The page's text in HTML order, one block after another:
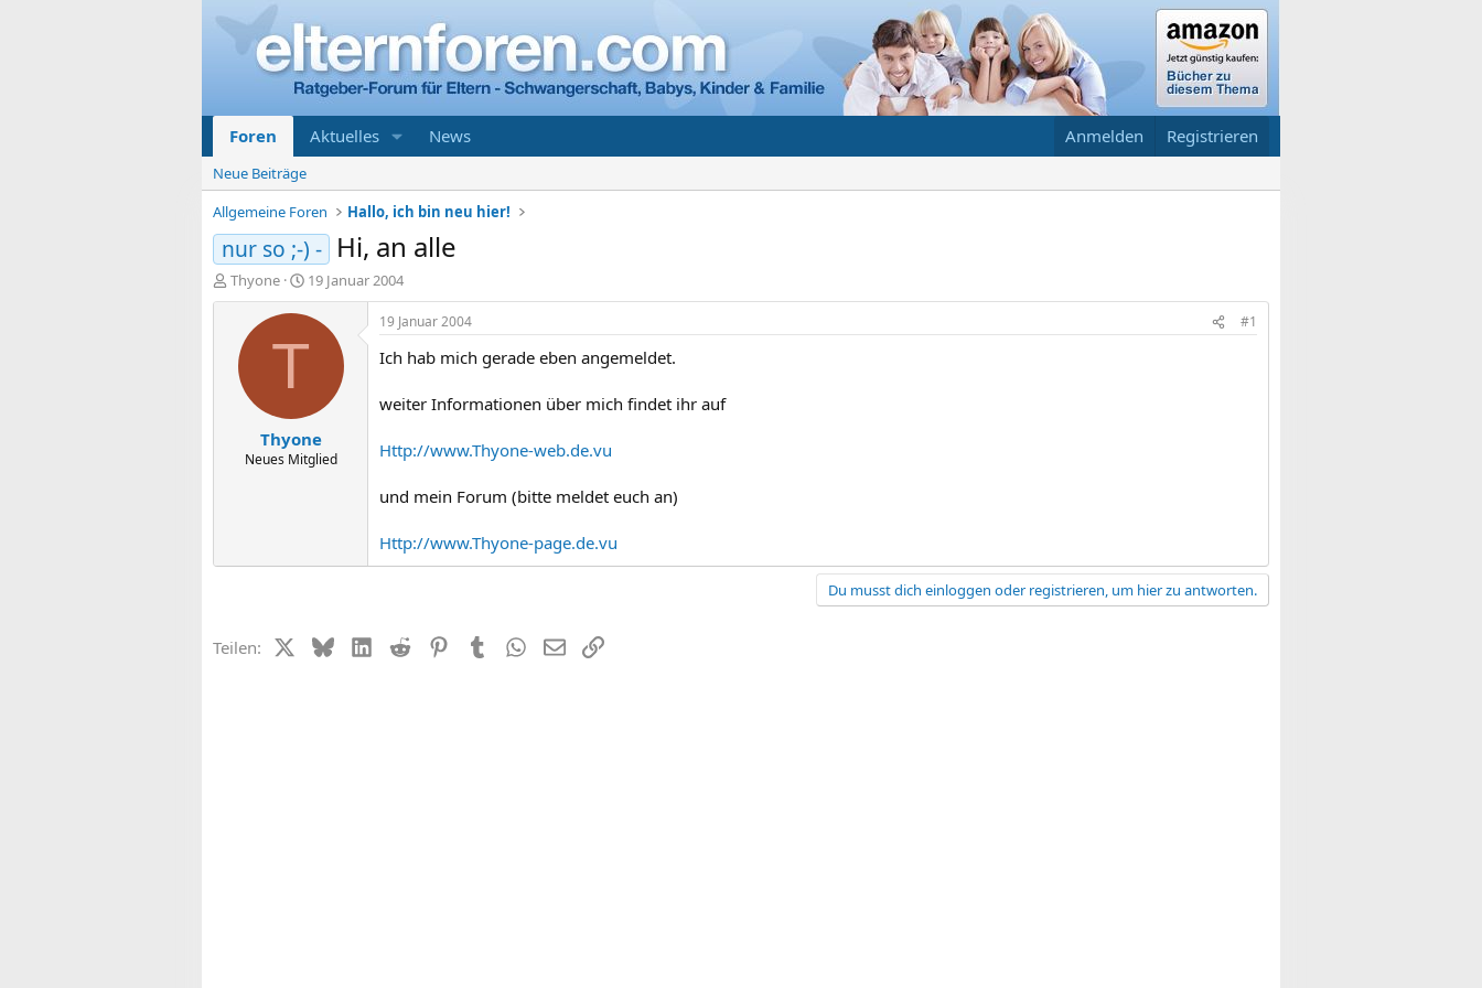
Foren Aktuelles News Anmelden Registrieren
Neue Beiträge
Allgemeine Foren
Hallo, ich bin neu hier!
nur so ;-) - Hi, an alle
E
r
Thyone
E
r
s
t
a
m
19 Januar 2004
T
Thyone
Neues Mitglied
19 Januar 2004 #1
Ich hab mich gerade eben angemeldet.
weiter Informationen über mich findet ihr auf
Http://www.Thyone-web.de.vu
und mein Forum (bitte meldet euch an)
Http://www.Thyone-page.de.vu
Du musst dich einloggen oder registrieren, um hier zu antworten.
Teilen: X (Twitter)
BlueskyLinkedIn
Reddit PinterestTumblrWhatsApp
E-MailLink